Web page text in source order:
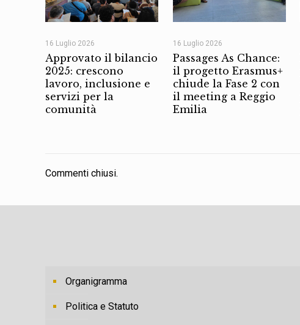
16 Luglio 2026
Approvato il bilancio
2025: crescono
lavoro, inclusione e
servizi per la
comunità
16 Luglio 2026
Passages As Chance:
il progetto Erasmus+
chiude la Fase 2 con
il meeting a Reggio
Emilia
Commenti chiusi.
Organigramma
Politica e Statuto